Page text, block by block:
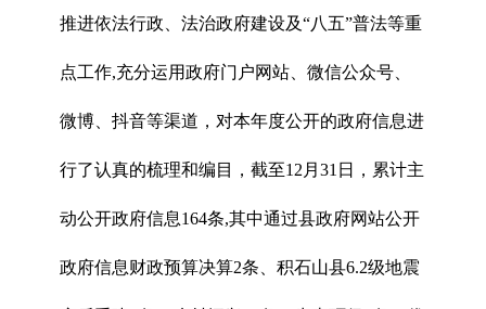
推进依法行政、法治政府建设及“八五”普法等重
点工作,充分运用政府门户网站、微信公众号、
微博、抖音等渠道，对本年度公开的政府信息进
行了认真的梳理和编目，截至12月31日，累计主
动公开政府信息164条,其中通过县政府网站公开
政府信息财政预算决算2条、积石山县6.2级地震